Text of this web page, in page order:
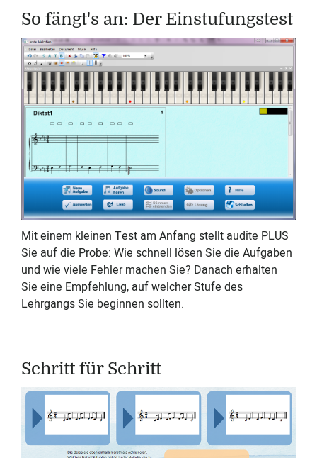
So fängt's an: Der Einstufungstest
Mit einem kleinen Test am Anfang stellt audite PLUS
Sie auf die Probe: Wie schnell lösen Sie die Aufgaben
und wie viele Fehler machen Sie? Danach erhalten
Sie eine Empfehlung, auf welcher Stufe des
Lehrgangs Sie beginnen sollten.
Schritt für Schritt